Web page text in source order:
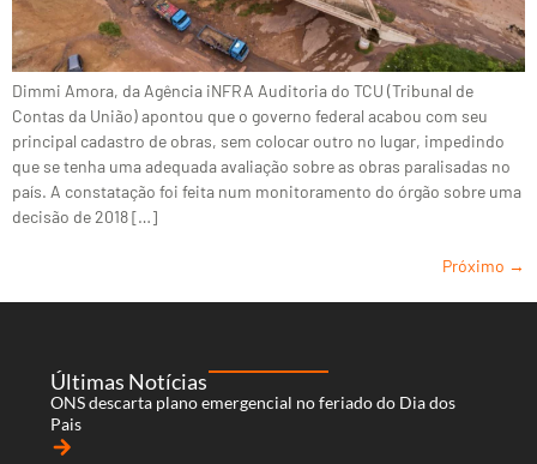
Dimmi Amora, da Agência iNFRA Auditoria do TCU (Tribunal de
Contas da União) apontou que o governo federal acabou com seu
principal cadastro de obras, sem colocar outro no lugar, impedindo
que se tenha uma adequada avaliação sobre as obras paralisadas no
país. A constatação foi feita num monitoramento do órgão sobre uma
decisão de 2018 […]
Próximo →
Últimas Notícias
ONS descarta plano emergencial no feriado do Dia dos
Pais
arrow_forward